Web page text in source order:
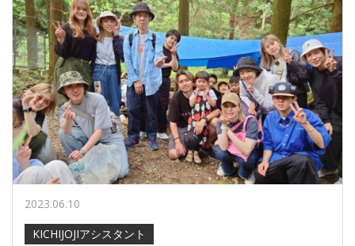
2023.06.10
KICHIJOJIアシスタント